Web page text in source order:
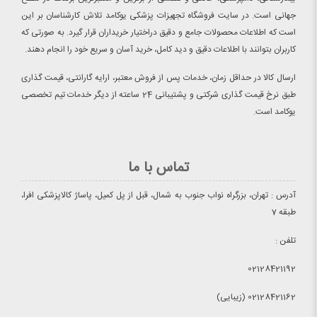
جهانی است. در سایت فروشگاه تجهیزات پزشکی یوکامد تلاش کارشناسان بر این
است که اطلاعات محصولات جامع و دقیق دراختیار خریداران قرار گیرد. به صورتی که
کاربران بتوانند با اطلاعات دقیق و دید کامل، خرید آسان و سریع خود را انجام دهند.
ارسال کالا در حداقل زمان، خدمات پس از فروش معتبر، ارایه گارانتی، قیمت گذاری
طبق نرخ قیمت گذاری شرکتی و پشتیبانی 24 ساعته از دیگر خدمات تیم تخصصی
یوکامد است.
تماس با ما
آدرس : تهران، بزرگراه نواب جنوب به شمال، قبل از پل کمیل، پاساژ کالاپزشکی افرا،
طبقه 7
تلفن :
02128421192
02128421162 (زیبایی)